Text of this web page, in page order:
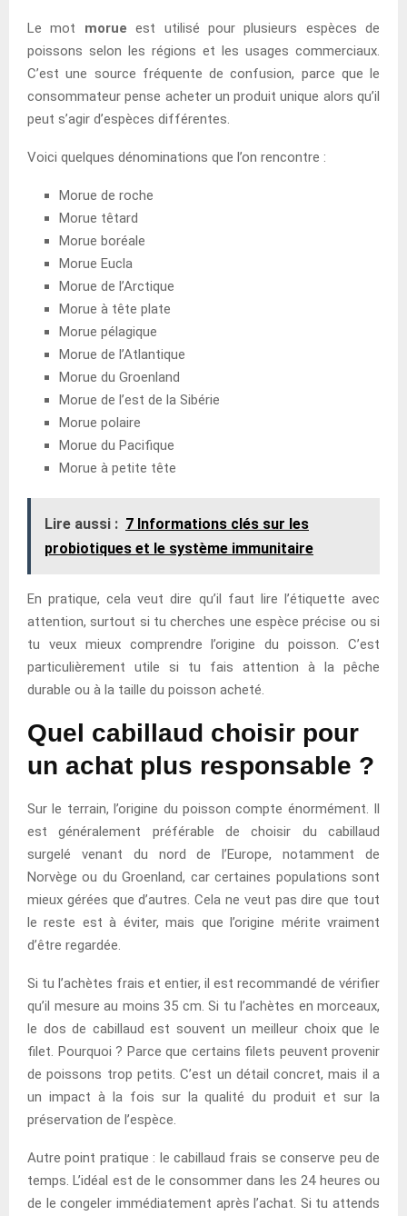
Le mot morue est utilisé pour plusieurs espèces de
poissons selon les régions et les usages commerciaux.
C’est une source fréquente de confusion, parce que le
consommateur pense acheter un produit unique alors qu’il
peut s’agir d’espèces différentes.
Voici quelques dénominations que l’on rencontre :
Morue de roche
Morue têtard
Morue boréale
Morue Eucla
Morue de l’Arctique
Morue à tête plate
Morue pélagique
Morue de l’Atlantique
Morue du Groenland
Morue de l’est de la Sibérie
Morue polaire
Morue du Pacifique
Morue à petite tête
Lire aussi : 7 Informations clés sur les
probiotiques et le système immunitaire
En pratique, cela veut dire qu’il faut lire l’étiquette avec
attention, surtout si tu cherches une espèce précise ou si
tu veux mieux comprendre l’origine du poisson. C’est
particulièrement utile si tu fais attention à la pêche
durable ou à la taille du poisson acheté.
Quel cabillaud choisir pour
un achat plus responsable ?
Sur le terrain, l’origine du poisson compte énormément. Il
est généralement préférable de choisir du cabillaud
surgelé venant du nord de l’Europe, notamment de
Norvège ou du Groenland, car certaines populations sont
mieux gérées que d’autres. Cela ne veut pas dire que tout
le reste est à éviter, mais que l’origine mérite vraiment
d’être regardée.
Si tu l’achètes frais et entier, il est recommandé de vérifier
qu’il mesure au moins 35 cm. Si tu l’achètes en morceaux,
le dos de cabillaud est souvent un meilleur choix que le
filet. Pourquoi ? Parce que certains filets peuvent provenir
de poissons trop petits. C’est un détail concret, mais il a
un impact à la fois sur la qualité du produit et sur la
préservation de l’espèce.
Autre point pratique : le cabillaud frais se conserve peu de
temps. L’idéal est de le consommer dans les 24 heures ou
de le congeler immédiatement après l’achat. Si tu attends